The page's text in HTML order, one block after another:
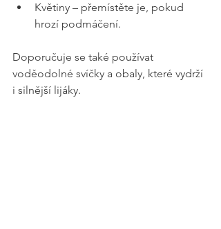
Květiny – přemístěte je, pokud
hrozí podmáčení.
Doporučuje se také používat
voděodolné svíčky a obaly, které vydrží
i silnější lijáky.